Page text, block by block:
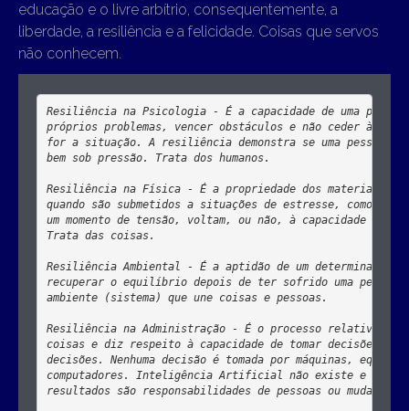
educação e o livre arbítrio, consequentemente, a
liberdade, a resiliência e a felicidade. Coisas que servos
não conhecem.
Resiliência na Psicologia - É a capacidade de uma
próprios problemas, vencer obstáculos e não ceder à
for a situação. A resiliência demonstra se uma pessoa
bem sob pressão. Trata dos humanos.
Resiliência na Física - É a propriedade dos materiais
quando são submetidos a situações de estresse, como
um momento de tensão, voltam, ou não, à capacidade de
Trata das coisas.
Resiliência Ambiental - É a aptidão de um determinado
recuperar o equilíbrio depois de ter sofrido uma
ambiente (sistema) que une coisas e pessoas.
Resiliência na Administração - É o processo relativo à
coisas e diz respeito à capacidade de tomar decisões e
decisões. Nenhuma decisão é tomada por máquinas,
computadores. Inteligência Artificial não existe e a
resultados são responsabilidades de pessoas ou mudança